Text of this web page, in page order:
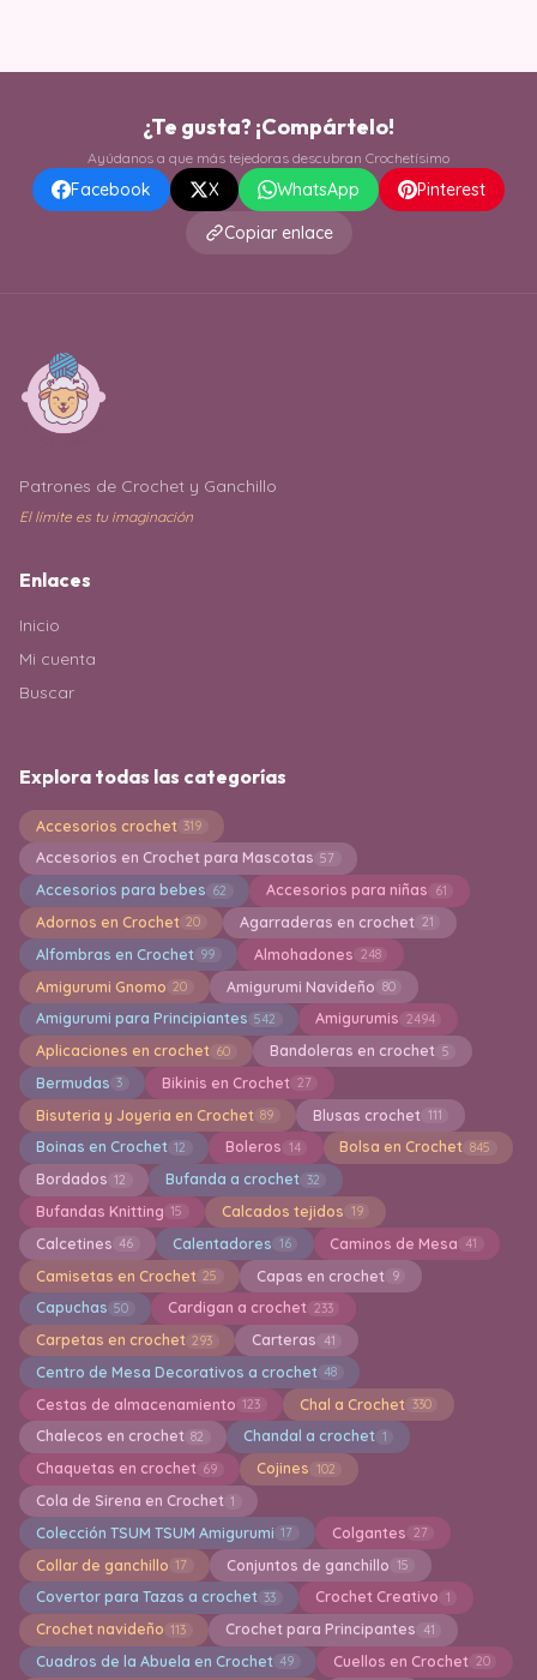
¿Te gusta? ¡Compártelo!
Ayúdanos a que más tejedoras descubran Crochetísimo
Facebook X WhatsApp
Pinterest
Copiar enlace
Patrones de Crochet y Ganchillo
El límite es tu imaginación
Enlaces
Inicio
Mi cuenta
Buscar
Explora todas las categorías
Accesorios crochet 319
Accesorios en Crochet para Mascotas 57
Accesorios para bebes 62 Accesorios para niñas 61
Adornos en Crochet 20 Agarraderas en crochet 21
Alfombras en Crochet 99 Almohadones 248
Amigurumi Gnomo 20 Amigurumi Navideño 80
Amigurumi para Principiantes 542 Amigurumis 2494
Aplicaciones en crochet 60 Bandoleras en crochet 5
Bermudas 3 Bikinis en Crochet 27
Bisuteria y Joyeria en Crochet 89 Blusas crochet 111
Boinas en Crochet 12 Boleros 14 Bolsa en Crochet 845
Bordados 12 Bufanda a crochet 32
Bufandas Knitting 15 Calcados tejidos 19
Calcetines 46 Calentadores 16 Caminos de Mesa 41
Camisetas en Crochet 25 Capas en crochet 9
Capuchas 50 Cardigan a crochet 233
Carpetas en crochet 293 Carteras 41
Centro de Mesa Decorativos a crochet 48
Cestas de almacenamiento 123 Chal a Crochet 330
Chalecos en crochet 82 Chandal a crochet 1
Chaquetas en crochet 69 Cojines 102
Cola de Sirena en Crochet 1
Colección TSUM TSUM Amigurumi 17 Colgantes 27
Collar de ganchillo 17 Conjuntos de ganchillo 15
Covertor para Tazas a crochet 33 Crochet Creativo 1
Crochet navideño 113 Crochet para Principantes 41
Cuadros de la Abuela en Crochet 49 Cuellos en Crochet 20